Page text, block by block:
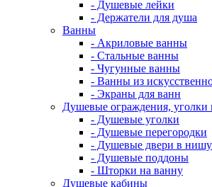
- Душевые лейки
- Держатели для душа
Ванны
- Акриловые ванны
- Стальные ванны
- Чугунные ванны
- Ванны из
- Экраны для ванн
Душевые ограждения,
- Душевые уголки
- Душевые перегородки
- Душевые двери в нишу
- Душевые поддоны
- Шторки на ванну
Душевые кабины